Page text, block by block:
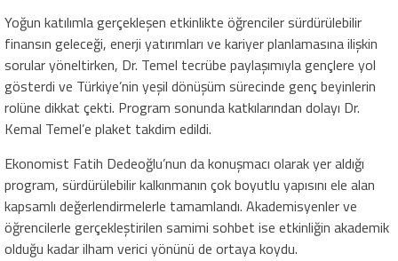
Yoğun katılımla gerçekleşen etkinlikte öğrenciler sürdürülebilir
finansın geleceği, enerji yatırımları ve kariyer planlamasına ilişkin
sorular yöneltirken, Dr. Temel tecrübe paylaşımıyla gençlere yol
gösterdi ve Türkiye’nin yeşil dönüşüm sürecinde genç beyinlerin
rolüne dikkat çekti. Program sonunda katkılarından dolayı Dr.
Kemal Temel’e plaket takdim edildi.
Ekonomist Fatih Dedeoğlu’nun da konuşmacı olarak yer aldığı
program, sürdürülebilir kalkınmanın çok boyutlu yapısını ele alan
kapsamlı değerlendirmelerle tamamlandı. Akademisyenler ve
öğrencilerle gerçekleştirilen samimi sohbet ise etkinliğin akademik
olduğu kadar ilham verici yönünü de ortaya koydu.